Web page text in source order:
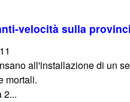
velocità sulla
all'installazione di un
mortali.
2...